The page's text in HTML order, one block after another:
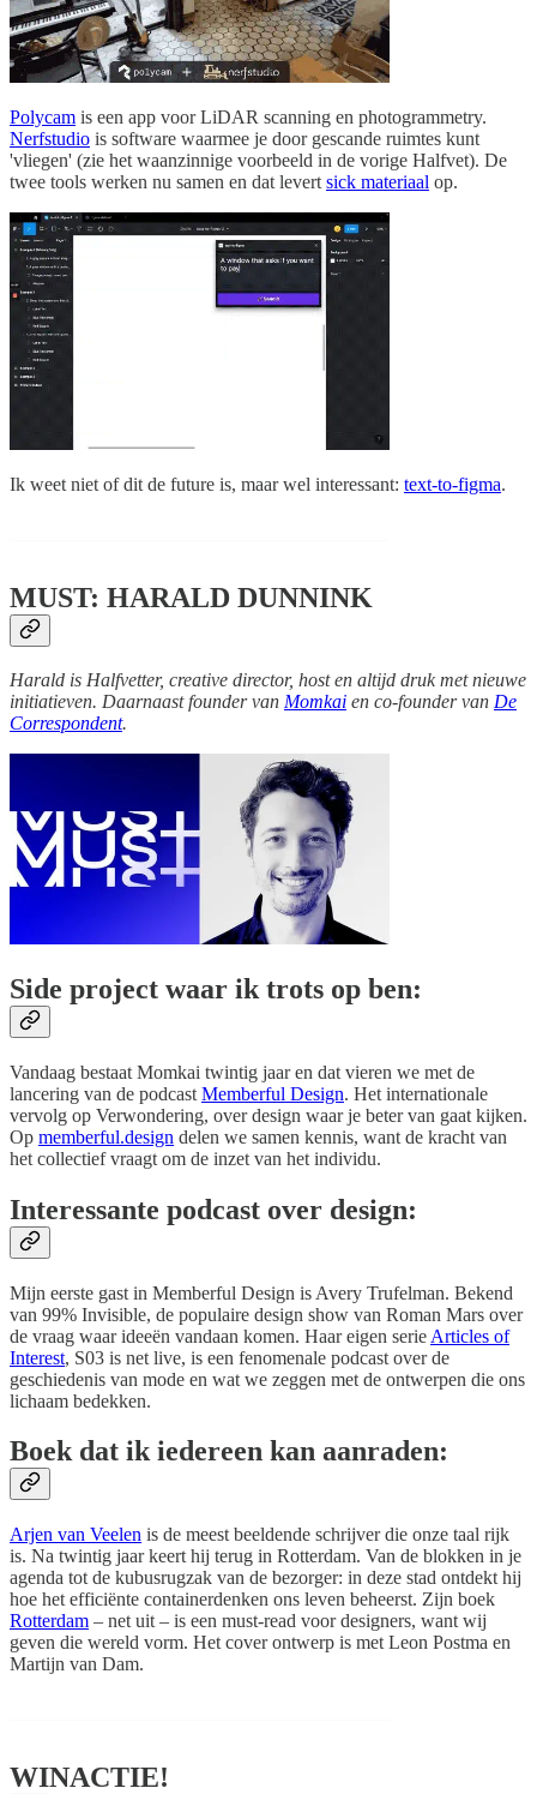
Polycam is een app voor LiDAR scanning en photogrammetry.
Nerfstudio is software waarmee je door gescande ruimtes kunt
'vliegen' (zie het waanzinnige voorbeeld in de vorige Halfvet). De
twee tools werken nu samen en dat levert sick materiaal op.
Ik weet niet of dit de future is, maar wel interessant: text-to-figma.
MUST: HARALD DUNNINK
Harald is Halfvetter, creative director, host en altijd druk met nieuwe
initiatieven. Daarnaast founder van Momkai en co-founder van De
Correspondent.
Side project waar ik trots op ben:
Vandaag bestaat Momkai twintig jaar en dat vieren we met de
lancering van de podcast Memberful Design. Het internationale
vervolg op Verwondering, over design waar je beter van gaat kijken.
Op memberful.design delen we samen kennis, want de kracht van
het collectief vraagt om de inzet van het individu.
Interessante podcast over design:
Mijn eerste gast in Memberful Design is Avery Trufelman. Bekend
van 99% Invisible, de populaire design show van Roman Mars over
de vraag waar ideeën vandaan komen. Haar eigen serie Articles of
Interest, S03 is net live, is een fenomenale podcast over de
geschiedenis van mode en wat we zeggen met de ontwerpen die ons
lichaam bedekken.
Boek dat ik iedereen kan aanraden:
Arjen van Veelen is de meest beeldende schrijver die onze taal rijk
is. Na twintig jaar keert hij terug in Rotterdam. Van de blokken in je
agenda tot de kubusrugzak van de bezorger: in deze stad ontdekt hij
hoe het efficiënte containerdenken ons leven beheerst. Zijn boek
Rotterdam – net uit – is een must-read voor designers, want wij
geven die wereld vorm. Het cover ontwerp is met Leon Postma en
Martijn van Dam.
WINACTIE!